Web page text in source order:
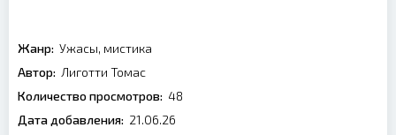
Жанр: Ужасы, мистика
Автор: Лиготти Томас
Количество просмотров: 48
Дата добавления: 21.06.26